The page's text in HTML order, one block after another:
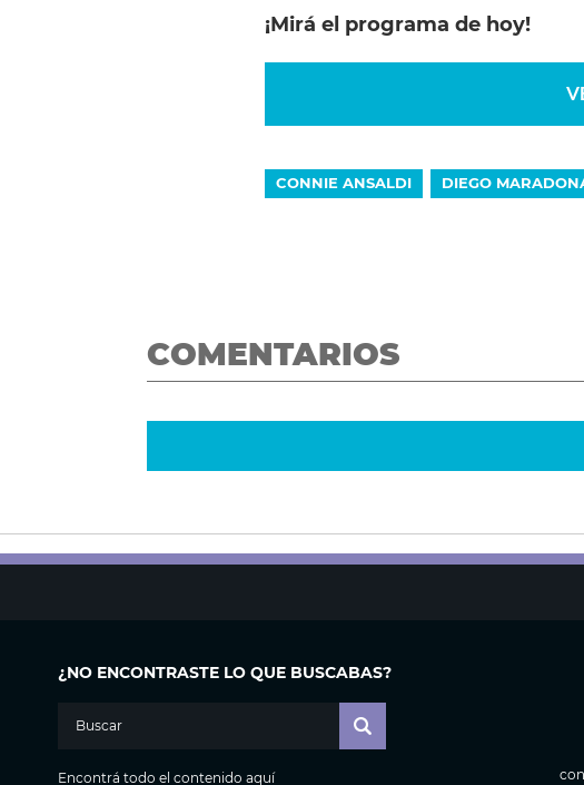
¡Mirá el programa de hoy!
CONNIE ANSALDI DIEGO
COMENTARIOS
¿NO ENCONTRASTE LO QUE BUSCABAS?
Encontrá todo el contenido aquí